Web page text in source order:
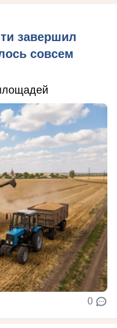
завершил
совсем
0